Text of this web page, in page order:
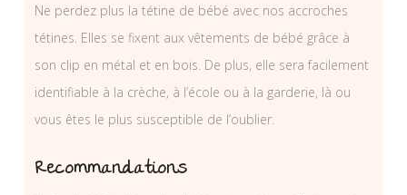
Ne perdez plus la tétine de bébé avec nos accroches
tétines. Elles se fixent aux vêtements de bébé grâce à
son clip en métal et en bois. De plus, elle sera facilement
identifiable à la crèche, à l’école ou à la garderie, là ou
vous êtes le plus susceptible de l’oublier.
Recommandations